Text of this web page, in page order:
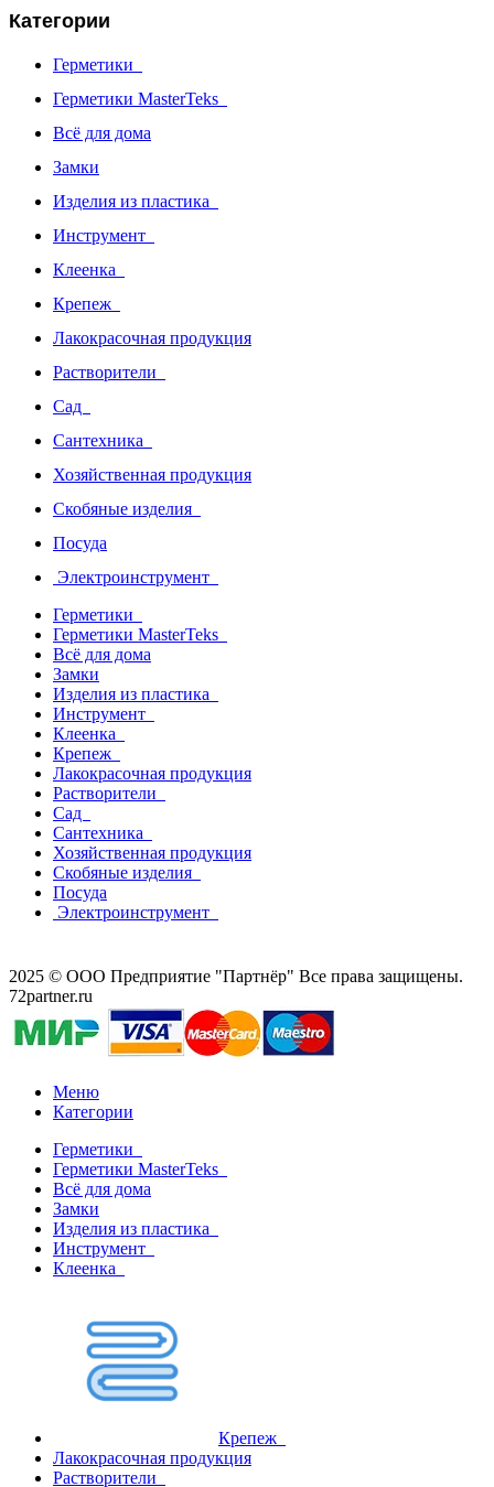
Категории
Герметики
Герметики MasterTeks
Всё для дома
Замки
Изделия из пластика
Инструмент
Клеенка
Крепеж
Лакокрасочная продукция
Растворители
Сад
Сантехника
Хозяйственная продукция
Скобяные изделия
Посуда
Электроинструмент
Герметики
Герметики MasterTeks
Всё для дома
Замки
Изделия из пластика
Инструмент
Клеенка
Крепеж
Лакокрасочная продукция
Растворители
Сад
Сантехника
Хозяйственная продукция
Скобяные изделия
Посуда
Электроинструмент
2025 © ООО Предприятие "Партнёр" Все права защищены.
72partner.ru
Меню
Категории
Герметики
Герметики MasterTeks
Всё для дома
Замки
Изделия из пластика
Инструмент
Клеенка
Крепеж
Лакокрасочная продукция
Растворители